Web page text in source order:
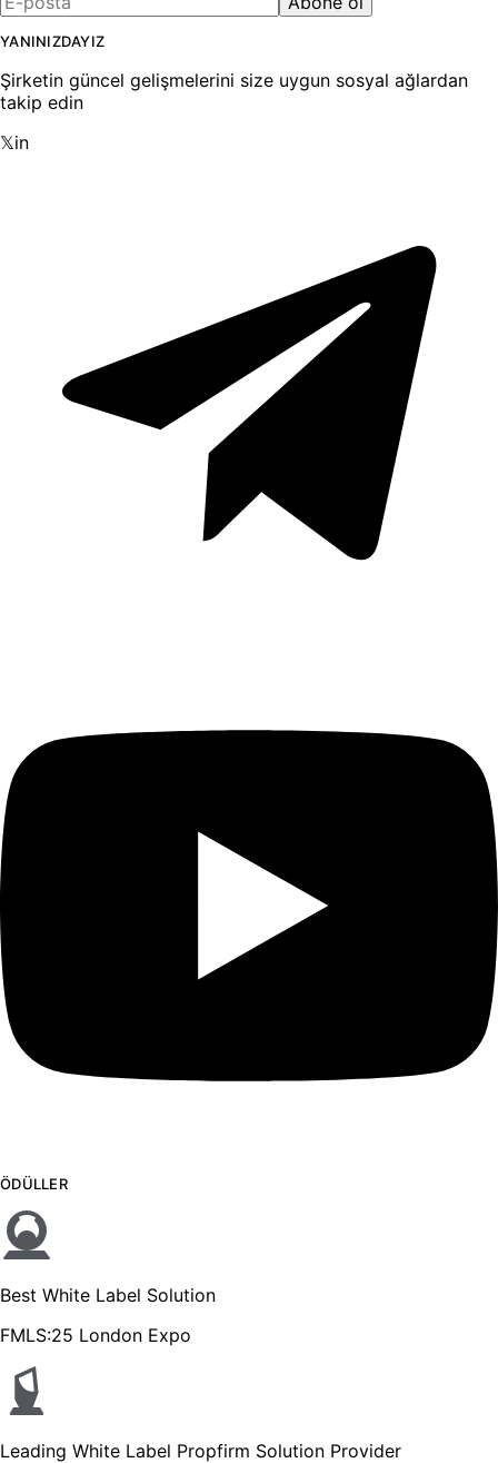
YANINIZDAYIZ
Şirketin güncel gelişmelerini size uygun sosyal ağlardan
takip edin
𝕏in
ÖDÜLLER
Best White Label Solution
FMLS:25 London Expo
Leading White Label Propfirm Solution Provider